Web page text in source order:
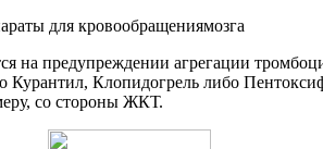
на предупреждении агрегации
Клопидогрель либо
со стороны ЖКТ.